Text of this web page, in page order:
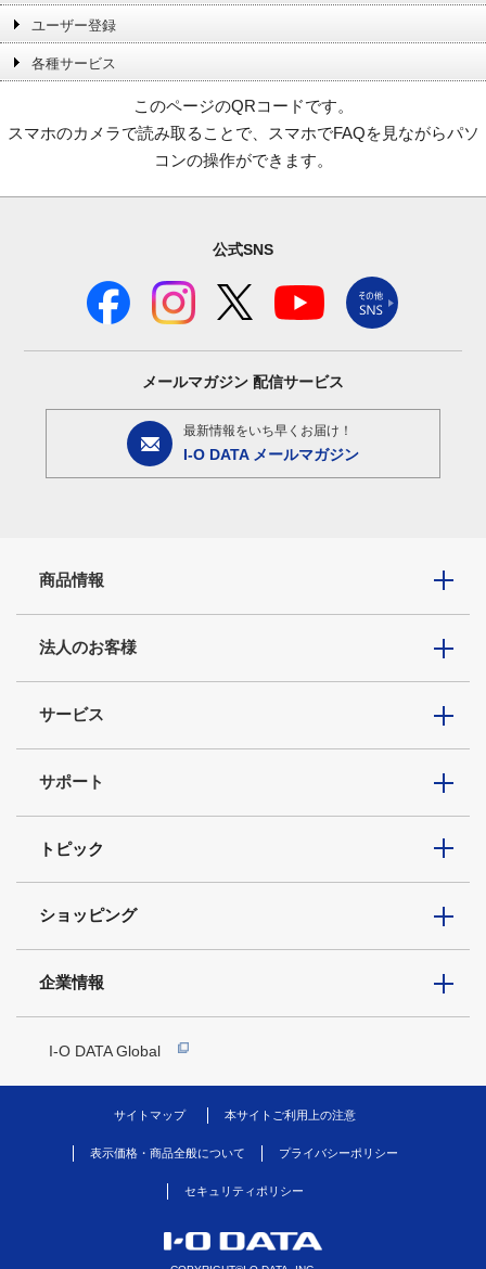
ユーザー登録
各種サービス
このページのQRコードです。
スマホのカメラで読み取ることで、スマホでFAQを見ながらパソ
コンの操作ができます。
公式SNS
メールマガジン 配信サービス
最新情報をいち早くお届け！
I-O DATA メールマガジン
商品情報
法人のお客様
サービス
サポート
トピック
ショッピング
企業情報
I-O DATA Global
サイトマップ 本サイトご利用上の注意
表示価格・商品全般について プライバシーポリシー
セキュリティポリシー